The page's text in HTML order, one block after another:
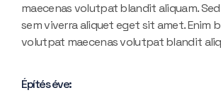
maecenas volutpat blandit aliquam.
sem viverra aliquet eget sit amet. Enim
volutpat maecenas volutpat blandit
Építés éve: